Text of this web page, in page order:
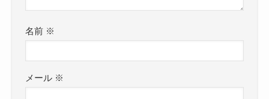
名前 ※
メール ※